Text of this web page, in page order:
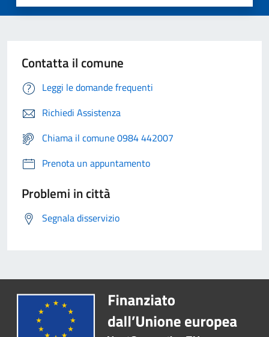
Contatta il comune
Leggi le domande frequenti
Richiedi Assistenza
Chiama il comune 0984 442007
Prenota un appuntamento
Problemi in città
Segnala disservizio